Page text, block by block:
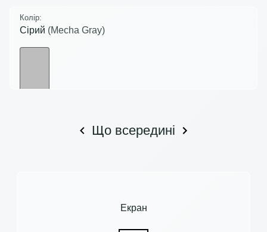
Колір:
Сірий (Mecha Gray)
Що всередині
Екран